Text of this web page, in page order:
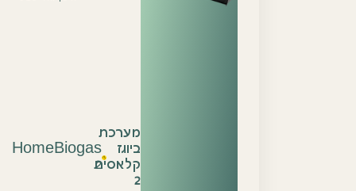
מערכת
ביוגז
קלאסית
2
HomeBiogas
2